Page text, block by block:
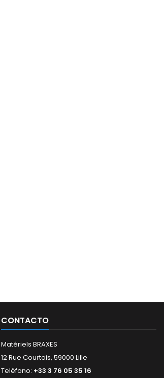
CONTACTO
Matériels BRAXES
12 Rue Courtois, 59000 Lille
Teléfono: +33 3 76 05 35 16